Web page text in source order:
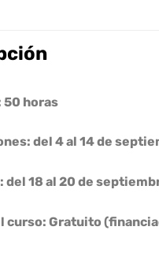
50 horas
del 4 al 14 de
del 18 al 20 de
curso: Gratuito